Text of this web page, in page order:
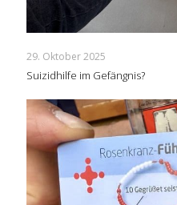
29. Oktober 2025
Suizidhilfe im Gefängnis?